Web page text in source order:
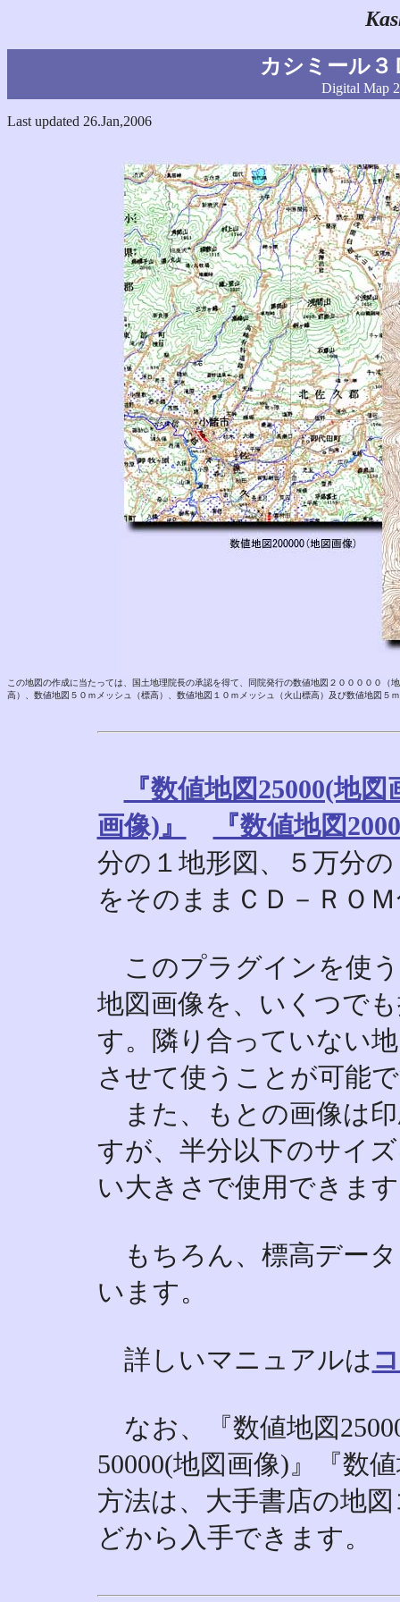
カシミール３
Digital Map
Last updated 26.Jan,2006
この地図の作成に当たっては、国土地理院長の承認を得て、同院発行の数値地図２０００００
高）、数値地図５０ｍメッシュ（標高）、数値地図１０ｍメッシュ（火山標高）及び数値地図
『数値地図25000(地図
画像)』
『数値地図
分の１地形図、５万分
をそのままＣＤ－ＲＯ
このプラグインを使う
地図画像を、いくつで
す。隣り合っていない
させて使うことが可能
また、もとの画像は
すが、半分以下のサイ
い大きさで使用できま
もちろん、標高デー
います。
詳しいマニュアルは
なお、『数値地図
50000(地図画像)』『数
方法は、大手書店の地
どから入手できます。